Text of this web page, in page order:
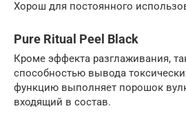
Хорош для постоянного
Pure Ritual Peel Black
Кроме эффекта разглаживания,
способностью вывода
функцию выполняет порошок
входящий в состав.